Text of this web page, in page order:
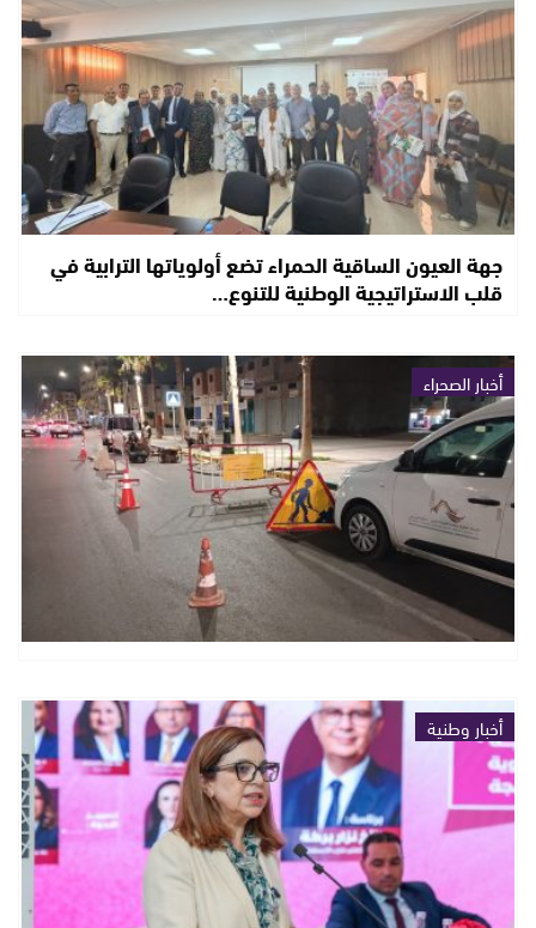
جهة العيون الساقية الحمراء تضع أولوياتها الترابية في
قلب الاستراتيجية الوطنية للتنوع…
أخبار الصحراء
أخبار وطنية